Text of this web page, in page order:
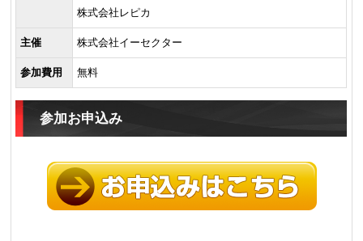
株式会社レピカ
主催 株式会社イーセクター
参加費用 無料
参加お申込み